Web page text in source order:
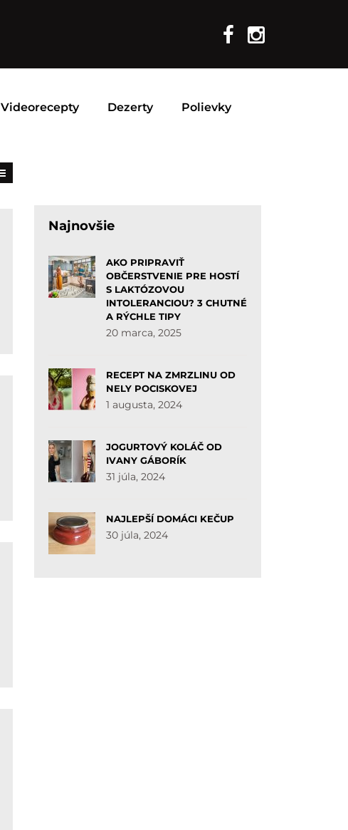
Videorecepty Dezerty Polievky
Najnovšie
AKO PRIPRAVIŤ
OBČERSTVENIE PRE HOSTÍ
S LAKTÓZOVOU
INTOLERANCIOU? 3 CHUTNÉ
A RÝCHLE TIPY
20 marca, 2025
RECEPT NA ZMRZLINU OD
NELY POCISKOVEJ
1 augusta, 2024
JOGURTOVÝ KOLÁČ OD
IVANY GÁBORÍK
31 júla, 2024
NAJLEPŠÍ DOMÁCI KEČUP
30 júla, 2024